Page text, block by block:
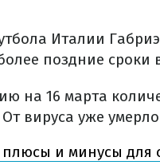
Италии
поздние
на 16 марта
вируса уже
плюсы и минусы для